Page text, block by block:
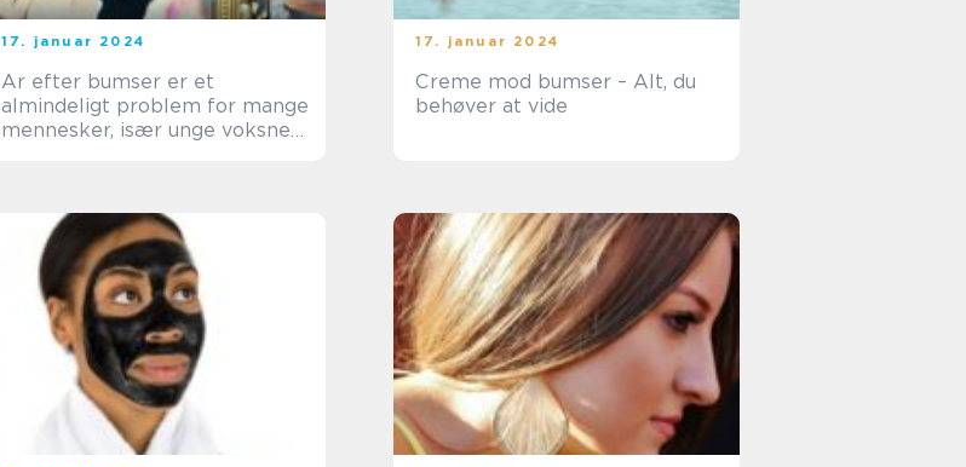
17. januar 2024
Ar efter bumser er et
almindeligt problem for mange
mennesker, især unge voksne
17. januar 2024
Creme mod bumser – Alt, du
behøver at vide